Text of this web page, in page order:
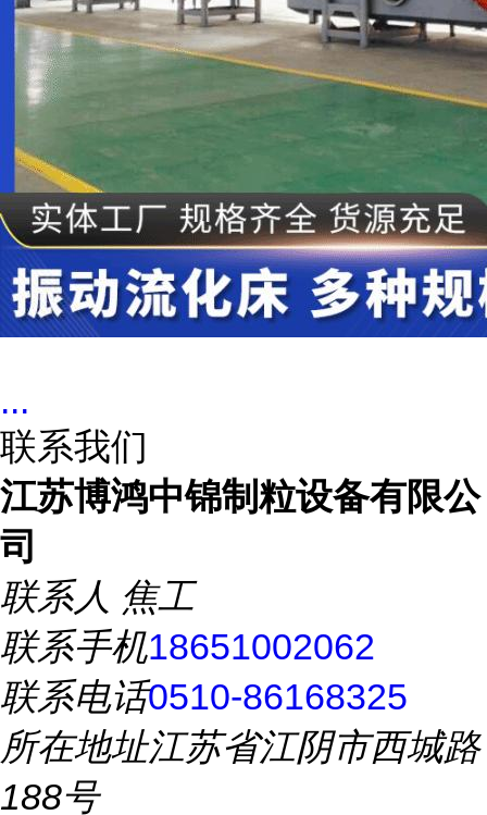
...
联系我们
江苏博鸿中锦制粒设备有限公
司
联系人 焦工
联系手机18651002062
联系电话0510-86168325
所在地址江苏省江阴市西城路
188号